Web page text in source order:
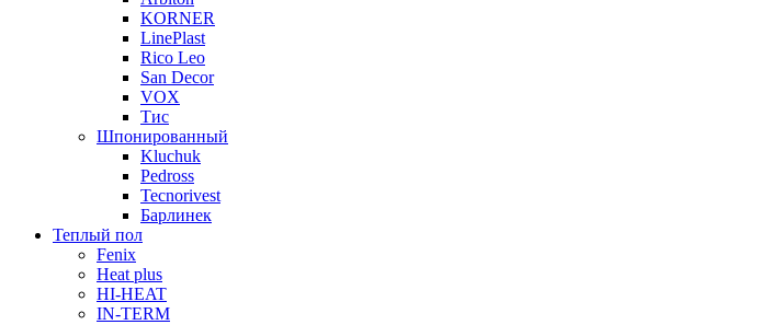
KORNER
LinePlast
Rico Leo
San Decor
VOX
Тис
Шпонированный
Kluchuk
Pedross
Tecnorivest
Барлинек
Теплый пол
Fenix
Heat plus
HI-HEAT
IN-TERM